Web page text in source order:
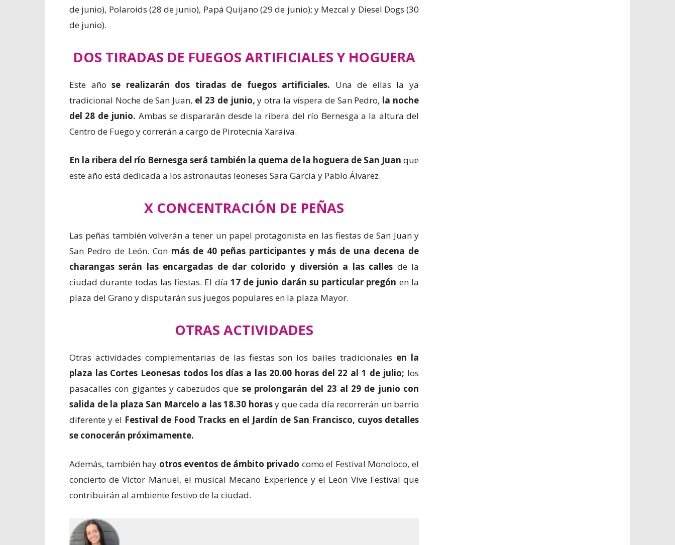
de junio), Polaroids (28 de junio), Papá Quijano (29 de junio); y Mezcal y Diesel Dogs (30
de junio).
DOS TIRADAS DE FUEGOS ARTIFICIALES Y HOGUERA
Este añose realizarán dos tiradas de fuegos artificiales. Una de ellas la ya
tradicional Noche de San Juan, el 23 de junio, y otra la víspera de San Pedro, la noche
del 28 de junio. Ambas se dispararán desde la ribera del río Bernesga a la altura del
Centro de Fuego y correrán a cargo de Pirotecnia Xaraiva.
En la ribera del río Bernesga será también la quema de la hoguera de San Juan que
este año está dedicada a los astronautas leoneses Sara García y Pablo Álvarez.
X CONCENTRACIÓN DE PEÑAS
Las peñas también volverán a tener un papel protagonista en las fiestas de San Juan y
San Pedro de León. Con más de 40 peñas participantes y más de una decena de
charangas serán las encargadas de dar colorido y diversión a las calles de la
ciudad durante todas las fiestas. El día 17 de junio darán su particular pregón en la
plaza del Grano y disputarán sus juegos populares en la plaza Mayor.
OTRAS ACTIVIDADES
Otras actividades complementarias de las fiestas son los bailes tradicionales en la
plaza las Cortes Leonesas todos los días a las 20.00 horas del 22 al 1 de julio; los
pasacalles con gigantes y cabezudos que se prolongarán del 23 al 29 de junio con
salida de la plaza San Marcelo a las 18.30 horasy que cada día recorrerán un barrio
diferente y el Festival de Food Tracks en el Jardín de San Francisco, cuyos detalles
se conocerán próximamente.
Además, también hay otros eventos de ámbito privado como el Festival Monoloco, el
concierto de Víctor Manuel, el musical Mecano Experience y el León Vive Festival que
contribuirán al ambiente festivo de la ciudad.